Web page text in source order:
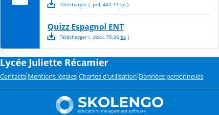
Télécharger( .pdf, 447.77 ko)
Quizz Espagnol ENT
Télécharger( .docx, 78.06 ko)
Lycée Juliette Récamier
Contacts Mentions légales Chartes d'utilisation Données personnelles